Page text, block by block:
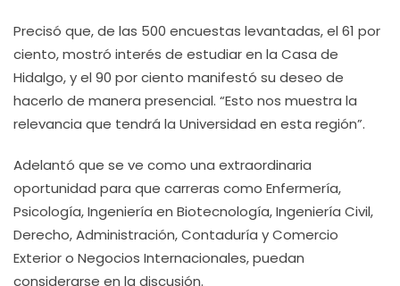
Precisó que, de las 500 encuestas levantadas, el 61 por
ciento, mostró interés de estudiar en la Casa de
Hidalgo, y el 90 por ciento manifestó su deseo de
hacerlo de manera presencial. “Esto nos muestra la
relevancia que tendrá la Universidad en esta región”.
Adelantó que se ve como una extraordinaria
oportunidad para que carreras como Enfermería,
Psicología, Ingeniería en Biotecnología, Ingeniería Civil,
Derecho, Administración, Contaduría y Comercio
Exterior o Negocios Internacionales, puedan
considerarse en la discusión.